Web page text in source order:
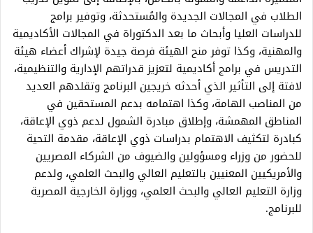
الطلاب في المجالات الجديدة والمُستحدثة، وتوفير برامج
للدراسات العليا وأبحاث ما بعد الدكتوراة في المجالات الأكاديمية
والمهنية، وكذا توفر منح الهيئة فرصة جيدة لإشراك أعضاء هيئة
التدريس في برامج أكاديمية لتعزيز قدراتهم الإدارية والتنظيمية،
لافتة إلى التأثير الذي أحدثه خريجين البرنامج وتقلدهم العديد
من المناصب الهامة، وكذا اهتمامه بدعم المستحقين في
المناطق المهمشة، وإطلاق مبادرة الشمول لدعم ذوي الإعاقة،
كبادرة لتكثيف الاهتمام بدراسات ذوي الإعاقة، مقدمة التحية
للحضور من وزراء ومسؤولين والضيوف من الشركاء المصريين
والأمريكيين المعنيين بالتعليم العالي والبحث العلمي، ولدعم
وزارة التعليم العالي والبحث العلمي، ووزارة الخارجية المصرية
للبرنامج.